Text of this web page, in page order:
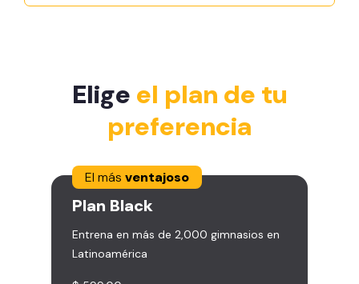
Elige el plan de tu
preferencia
El más ventajoso
Plan Black
Entrena en más de 2,000 gimnasios en
Latinoamérica